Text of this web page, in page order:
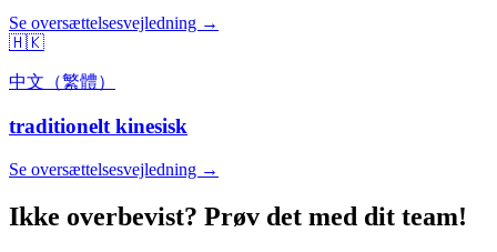
Se oversættelsesvejledning →
🇭🇰
中文（繁體）
traditionelt kinesisk
Se oversættelsesvejledning →
Ikke overbevist? Prøv det med dit team!